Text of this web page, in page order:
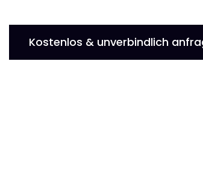
Kostenlos & unverbindlich